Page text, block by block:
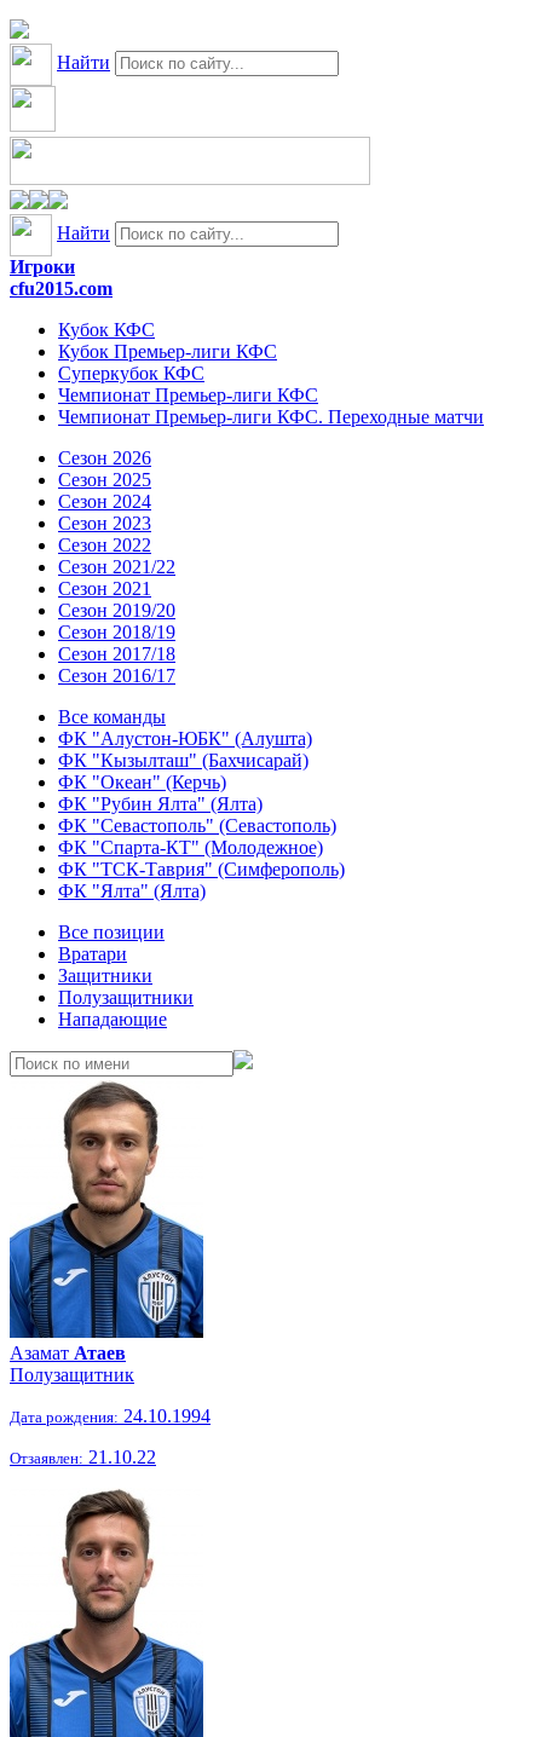
Найти
Найти
Игроки
cfu2015.com
Кубок КФС
Кубок Премьер-лиги КФС
Суперкубок КФС
Чемпионат Премьер-лиги КФС
Чемпионат Премьер-лиги КФС. Переходные матчи
Сезон 2026
Сезон 2025
Сезон 2024
Сезон 2023
Сезон 2022
Сезон 2021/22
Сезон 2021
Сезон 2019/20
Сезон 2018/19
Сезон 2017/18
Сезон 2016/17
Все команды
ФК "Алустон-ЮБК" (Алушта)
ФК "Кызылташ" (Бахчисарай)
ФК "Океан" (Керчь)
ФК "Рубин Ялта" (Ялта)
ФК "Севастополь" (Севастополь)
ФК "Спарта-КТ" (Молодежное)
ФК "ТСК-Таврия" (Симферополь)
ФК "Ялта" (Ялта)
Все позиции
Вратари
Защитники
Полузащитники
Нападающие
Азамат Атаев
Полузащитник
Дата рождения: 24.10.1994
Отзаявлен: 21.10.22